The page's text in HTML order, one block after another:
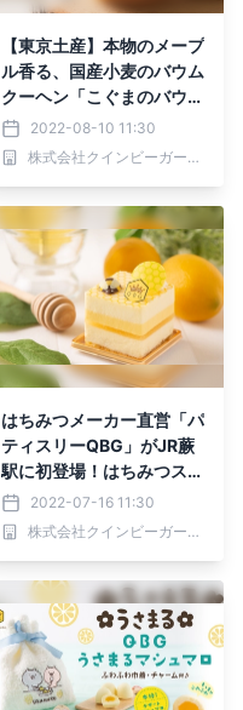
【東京土産】本物のメープ
ル香る、国産小麦のバウム
クーヘン「こぐまのバウ
ム」が今夏新登場！【自然
派スイーツショップQBG
レディベア】
2022-08-10 11:30
株式会社クインビーガーデン
はちみつメーカー直営「パ
ティスリーQBG」がJR蕨
駅に初登場！はちみつスイ
ーツで夏の元気をチャージ
【7 / 16(土)〜31(日)】
2022-07-16 11:30
株式会社クインビーガーデン